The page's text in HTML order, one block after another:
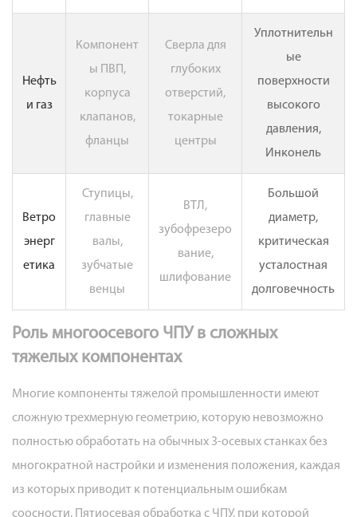
Нефть
и газ
Компонент
ы ПВП,
корпуса
клапанов,
фланцы
Сверла для
глубоких
отверстий,
токарные
центры
Уплотнительн
ые
поверхности
высокого
давления,
Инконель
Ветро
энерг
етика
Ступицы,
главные
валы,
зубчатые
венцы
ВТЛ,
зубофрезеро
вание,
шлифование
Большой
диаметр,
критическая
усталостная
долговечность
Роль многоосевого ЧПУ в сложных
тяжелых компонентах
Многие компоненты тяжелой промышленности имеют
сложную трехмерную геометрию, которую невозможно
полностью обработать на обычных 3-осевых станках без
многократной настройки и изменения положения, каждая
из которых приводит к потенциальным ошибкам
соосности. Пятиосевая обработка с ЧПУ, при которой